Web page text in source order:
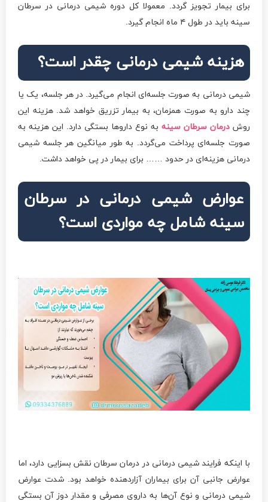
برای بیمار تجویز گردد. معمولا کل دوره شیمی درمانی در سرطان
سینه باید در طول ۴ ماه انجام گیرد.
هزینه شیمی درمانی چقدر است؟
شیمی درمانی به صورت جلسه‌ای انجام می‌گیرد. در هر جلسه، یک یا
چند دارو به صورت همزمان، به بیمار تزریق خواهد شد. هزینه این
روش درمان سرطان سینه به نوع داروها بستگی دارد. این هزینه به
صورت جلسه‌ای پرداخت می‌گردد. به طور میانگین هر جلسه شیمی
درمانی هزینه‌ای در حدود …… برای بیمار در پی خواهد داشت.
عوارض شیمی درمانی در سرطان
سینه شامل چه مواردی است؟
با اینکه فرایند شیمی درمانی در درمان سرطان نقش بسزایی دارد، اما
عوارض جانبی آن برای بیماران آزاردهنده خواهد بود. شدت عوارض
شیمی درمانی و نوع آن‌ها به داروی مصرفی و مقدار دوز آن بستگی